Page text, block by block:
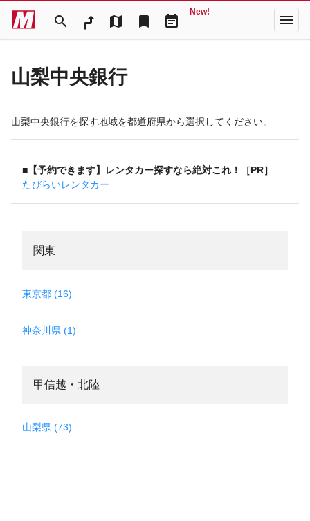
search map bookmark event_note
New! menu
山梨中央銀行
山梨中央銀行を探す地域を都道府県から選択してください。
■【予約できます】レンタカー探すなら絶対これ！［PR］
たびらいレンタカー
関東
東京都 (16)
神奈川県 (1)
甲信越・北陸
山梨県 (73)